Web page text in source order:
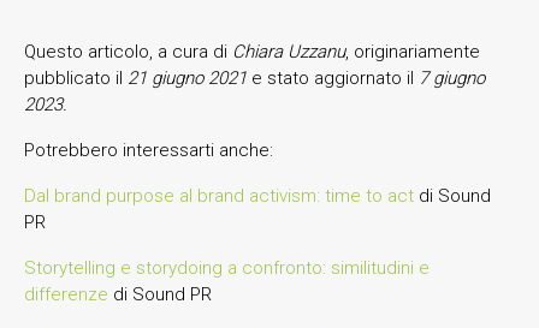
Questo articolo, a cura di Chiara Uzzanu, originariamente
pubblicato il 21 giugno 2021 e stato aggiornato il 7 giugno
2023.
Potrebbero interessarti anche:
Dal brand purpose al brand activism: time to act di Sound
PR
Storytelling e storydoing a confronto: similitudini e
differenze di Sound PR